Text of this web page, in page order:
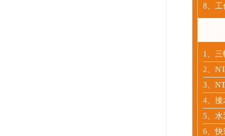
8、工
1、 三
2、
3、
4、接
5、
6、快